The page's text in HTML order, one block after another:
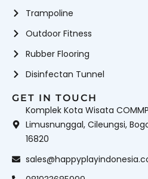
Trampoline
Outdoor Fitness
Rubber Flooring
Disinfectan Tunnel
GET IN TOUCH
Komplek Kota Wisata
Limusnunggal, Cileungsi,
16820